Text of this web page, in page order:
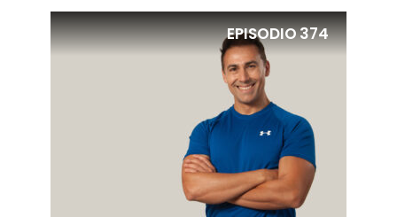
EPISODIO374